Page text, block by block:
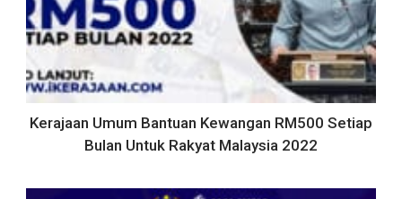
Kerajaan Umum Bantuan Kewangan RM500 Setiap
Bulan Untuk Rakyat Malaysia 2022